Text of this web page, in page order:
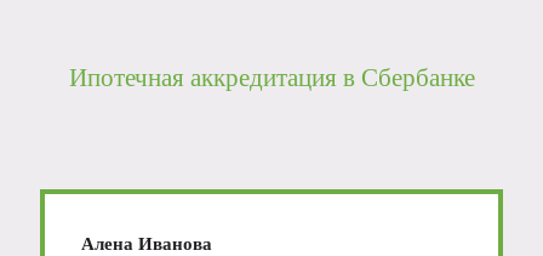
Ипотечная аккредитация в Сбербанке
Алена Иванова